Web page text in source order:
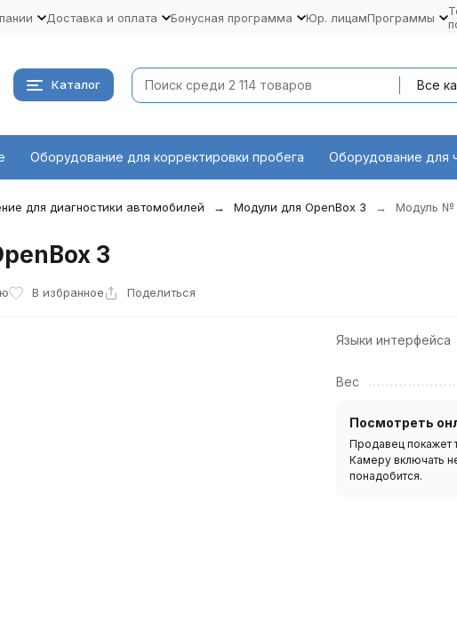
Доставка и оплата Бонусная программа Юр. лицамПрограммы
Каталог Все
Оборудование для корректировки пробега Оборудование для
для диагностики автомобилей Модули для OpenBox 3 Модуль №
3
В избранное Поделиться
Языки интерфейса
Вес
Посмотреть
Продавец покажет
Камеру включать
понадобится.